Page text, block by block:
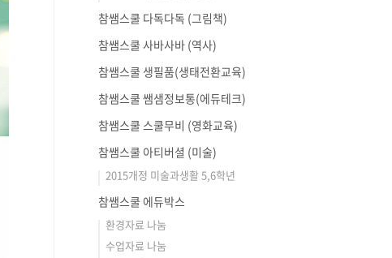
참쌤스쿨 다독다독 (그림책)
참쌤스쿨 사바사바 (역사)
참쌤스쿨 생필품(생태전환교육)
참쌤스쿨 쌤샘정보통(에듀테크)
참쌤스쿨 스쿨무비 (영화교육)
참쌤스쿨 아티버셜 (미술)
2015개정 미술과생활 5,6학년
참쌤스쿨 에듀박스
환경자료 나눔
수업자료 나눔